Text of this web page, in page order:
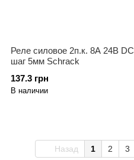
Реле силовое 2п.к. 8A 24B DC
шаг 5мм Schrack
137.3 грн
В наличии
Назад 1 2 3